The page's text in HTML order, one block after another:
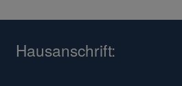
Hausanschrift: